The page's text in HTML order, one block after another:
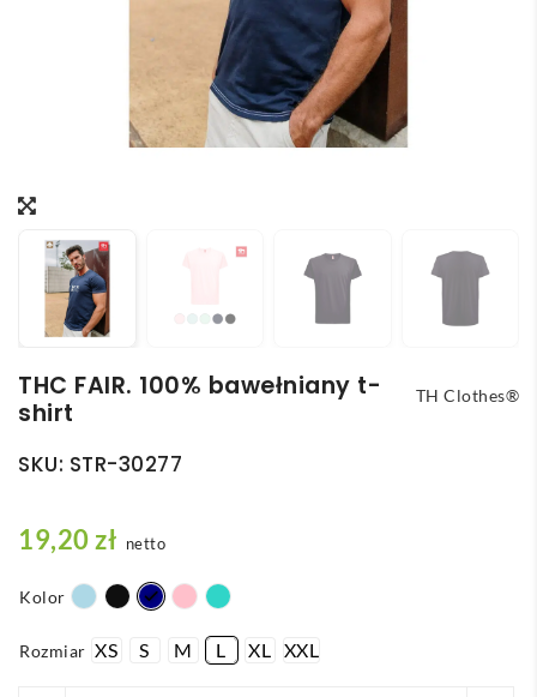
THC FAIR. 100% bawełniany t-
shirt
TH Clothes®
SKU: STR-30277
19,20zł netto
Kolor
Rozmiar XS S M L XL XXL